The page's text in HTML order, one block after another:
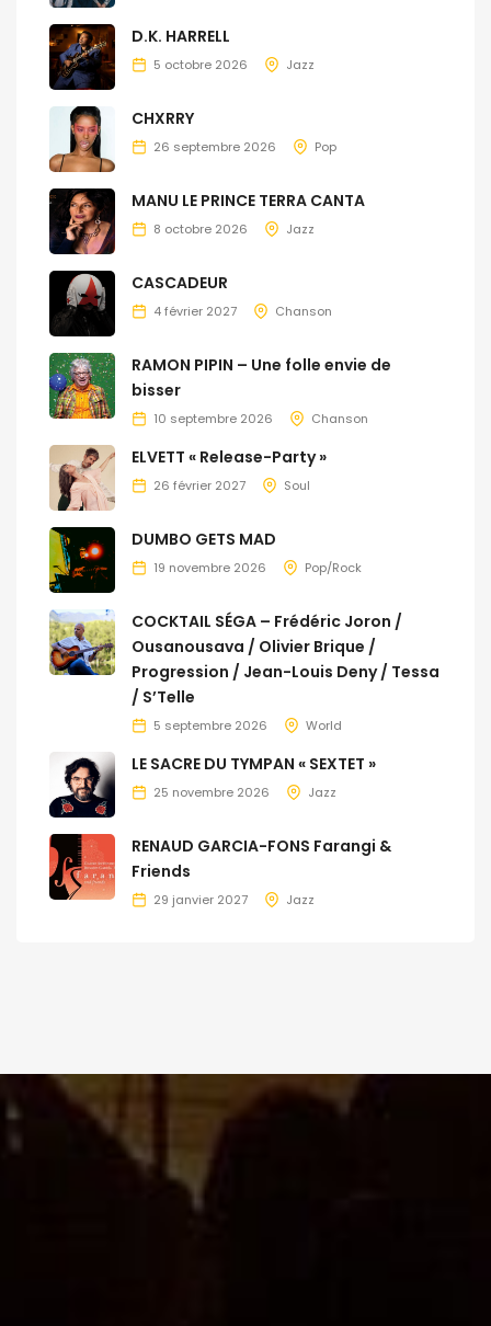
D.K. HARRELL
5 octobre 2026 Jazz
CHXRRY
26 septembre 2026 Pop
MANU LE PRINCE TERRA CANTA
8 octobre 2026 Jazz
CASCADEUR
4 février 2027 Chanson
RAMON PIPIN – Une folle envie de
bisser
10 septembre 2026 Chanson
ELVETT « Release-Party »
26 février 2027 Soul
DUMBO GETS MAD
19 novembre 2026 Pop/Rock
COCKTAIL SÉGA – Frédéric Joron /
Ousanousava / Olivier Brique /
Progression / Jean-Louis Deny / Tessa
/ S’Telle
5 septembre 2026 World
LE SACRE DU TYMPAN « SEXTET »
25 novembre 2026 Jazz
RENAUD GARCIA-FONS Farangi &
Friends
29 janvier 2027 Jazz